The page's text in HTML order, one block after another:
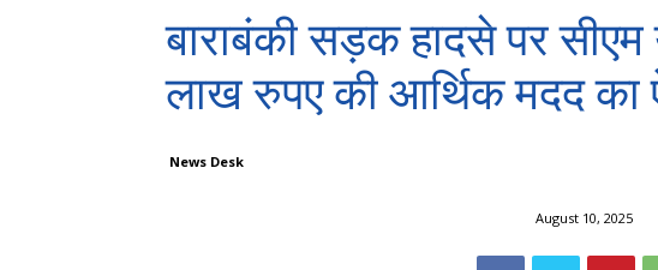
बाराबंकी सड़क हादसे पर
लाख रुपए की आर्थिक मदद का
News Desk
August 10, 2025